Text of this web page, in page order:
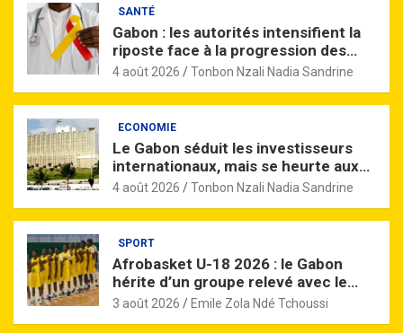
SANTÉ
Gabon : les autorités intensifient la
riposte face à la progression des
hépatites virales
4 août 2026 Tonbon Nzali Nadia Sandrine
ECONOMIE
Le Gabon séduit les investisseurs
internationaux, mais se heurte aux
limites du marché financier de la
4 août 2026 Tonbon Nzali Nadia Sandrine
SPORT
Afrobasket U-18 2026 : le Gabon
hérite d’un groupe relevé avec le
Mali, champion en titre
3 août 2026 Emile Zola Ndé Tchoussi